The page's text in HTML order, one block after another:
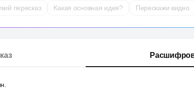
пересказ Какая основная идея? Перескажи видео